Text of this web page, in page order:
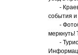
-
события
-
меркнуть!
-